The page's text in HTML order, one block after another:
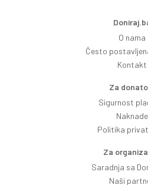
O nama
Često
Kontakt
Za
Sigurnost
Naknade
Politika
Za
Saradnja sa
Naši